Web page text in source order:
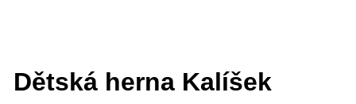
Dětská herna Kalíšek